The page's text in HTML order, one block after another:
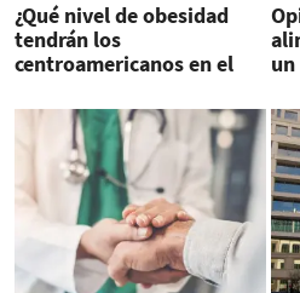
¿Qué nivel de obesidad
tendrán los
centroamericanos en el